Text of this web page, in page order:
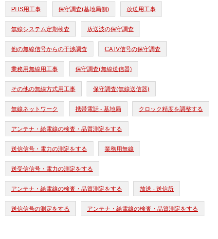
PHS用工事 保守調査(基地局側) 放送用工事
無線システム定期検査 放送波の保守調査
他の無線信号からの干渉調査 CATV信号の保守調査
業務用無線用工事 保守調査(無線送信器)
その他の無線方式用工事 保守調査(無線送信器)
無線ネットワーク 携帯電話 - 基地局 クロック精度を調整する
アンテナ・給電線の検査・品質測定をする
送信信号・電力の測定をする 業務用無線
送受信信号・電力の測定をする
アンテナ・給電線の検査・品質測定をする 放送 - 送信所
送信信号の測定をする アンテナ・給電線の検査・品質測定をする